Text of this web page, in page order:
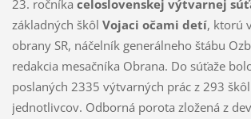
23. ročníka celoslovenskej výtvarnej
základných škôl Vojaci očami detí, ktorú
obrany SR, náčelník generálneho štábu
redakcia mesačníka Obrana. Do súťaže
poslaných 2335 výtvarných prác z 293
jednotlivcov. Odborná porota zložená z